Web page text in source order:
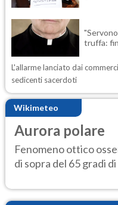
truffa:
L'allarme lanciato dai
sedicenti sacerdoti
Wikimeteo
Aurora polare
Fenomeno ottico
di sopra del 65 gradi